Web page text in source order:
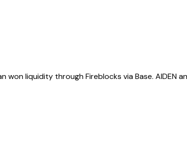
liquidity through Fireblocks via Base. AIDEN